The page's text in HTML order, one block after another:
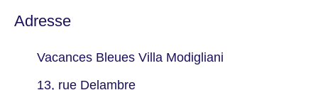
Adresse
Vacances Bleues Villa Modigliani
13, rue Delambre